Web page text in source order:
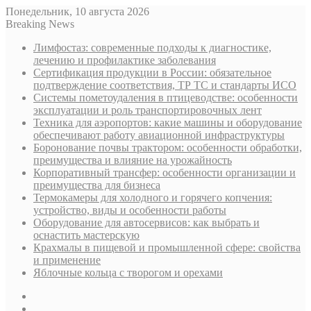
Понедельник, 10 августа 2026
Breaking News
Лимфостаз: современные подходы к диагностике,
лечению и профилактике заболевания
Сертификация продукции в России: обязательное
подтверждение соответствия, ТР ТС и стандарты ИСО
Системы пометоудаления в птицеводстве: особенности
эксплуатации и роль транспортировочных лент
Техника для аэропортов: какие машины и оборудование
обеспечивают работу авиационной инфраструктуры
Боронование почвы трактором: особенности обработки,
преимущества и влияние на урожайность
Корпоративный трансфер: особенности организации и
преимущества для бизнеса
Термокамеры для холодного и горячего копчения:
устройство, виды и особенности работы
Оборудование для автосервисов: как выбрать и
оснастить мастерскую
Крахмалы в пищевой и промышленной сфере: свойства
и применение
Яблочные кольца с творогом и орехами